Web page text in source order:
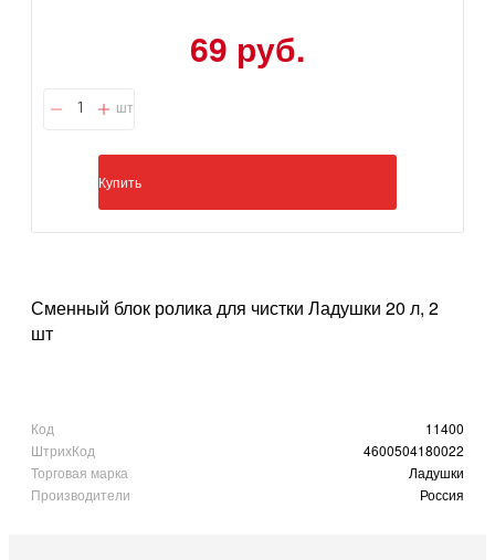
69 руб.
шт
Купить
Сменный блок ролика для чистки Ладушки 20 л, 2
шт
Код
11400
ШтрихКод
4600504180022
Торговая марка
Ладушки
Производители
Россия